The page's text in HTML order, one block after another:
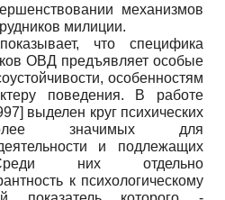
механизмов
милиции.
что специфика
ОВД предъявляет особые
особенностям
поведения. В работе
] выделен круг психических
значимых для
и подлежащих
них отдельно
к психологическому